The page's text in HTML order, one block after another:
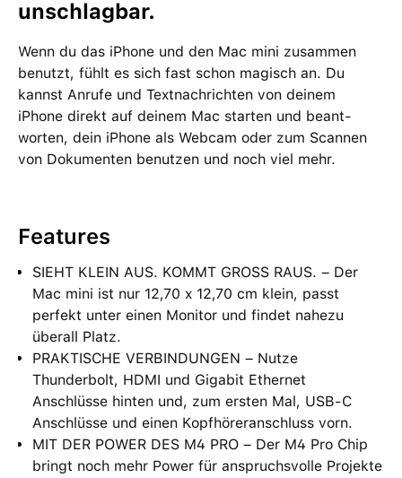
unschlagbar.
Wenn du das iPhone und den Mac mini zu­sam­men
benutzt, fühlt es sich fast schon magisch an. Du
kannst Anrufe und Text­nach­richten von deinem
iPhone direkt auf deinem Mac starten und beant­
worten, dein iPhone als Webcam oder zum Scannen
von Doku­menten be­nutzen und noch viel mehr.
Features
SIEHT KLEIN AUS. KOMMT GROSS RAUS. – Der
Mac mini ist nur 12,70 x 12,70 cm klein, passt
perfekt unter einen Monitor und findet nahezu
überall Platz.
PRAKTISCHE VERBINDUNGEN – Nutze
Thunderbolt, HDMI und Gigabit Ethernet
Anschlüsse hinten und, zum ersten Mal, USB‑C
Anschlüsse und einen Kopfhöreranschluss vorn.
MIT DER POWER DES M4 PRO – Der M4 Pro Chip
bringt noch mehr Power für anspruchsvolle Projekte